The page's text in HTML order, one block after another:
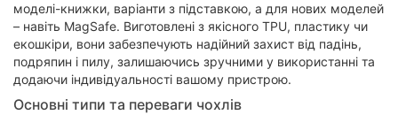
моделі-книжки, варіанти з підставкою, а для нових моделей
– навіть MagSafe. Виготовлені з якісного TPU, пластику чи
екошкіри, вони забезпечують надійний захист від падінь,
подряпин і пилу, залишаючись зручними у використанні та
додаючи індивідуальності вашому пристрою.
Основні типи та переваги чохлів